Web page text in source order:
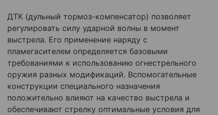
ДТК (дульный тормоз-компенсатор) позволяет
регулировать силу ударной волны в момент
выстрела. Его применение наряду с
пламегасителем определяется базовыми
требованиями к использованию огнестрельного
оружия разных модификаций. Вспомогательные
конструкции специального назначения
положительно влияют на качество выстрела и
обеспечивают стрелку оптимальные условия для